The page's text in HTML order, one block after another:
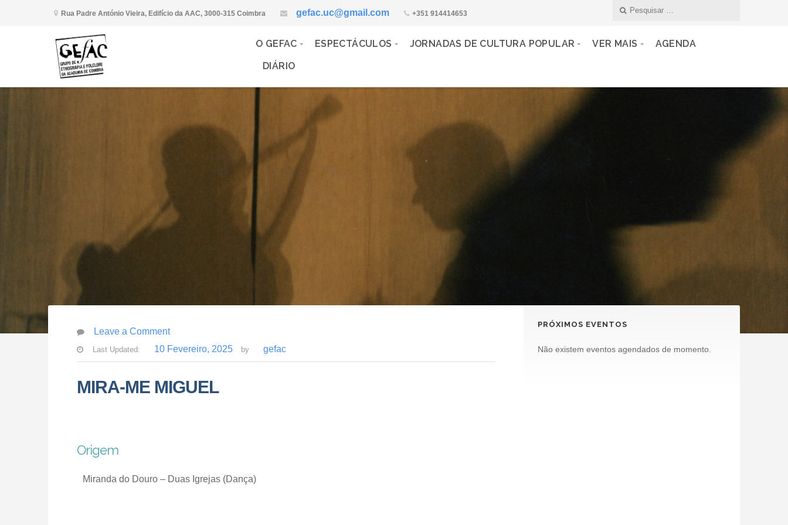
Rua Padre António Vieira, Edifício da AAC, 3000-315 Coimbra gefac.uc@gmail.com +351 914414653
O GEFAC ESPECTÁCULOS JORNADAS DE CULTURA POPULAR VER MAIS
AGENDA
DIÁRIO
Leave a Comment
Last Updated: 10 Fevereiro, 2025 by gefac
MIRA-ME MIGUEL
Origem
Miranda do Douro – Duas Igrejas (Dança)
PRÓXIMOS EVENTOS
Não existem eventos agendados de momento.